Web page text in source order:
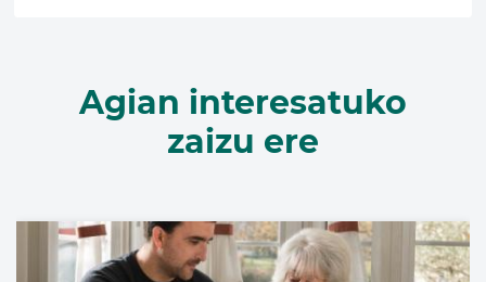
Agian interesatuko
zaizu ere